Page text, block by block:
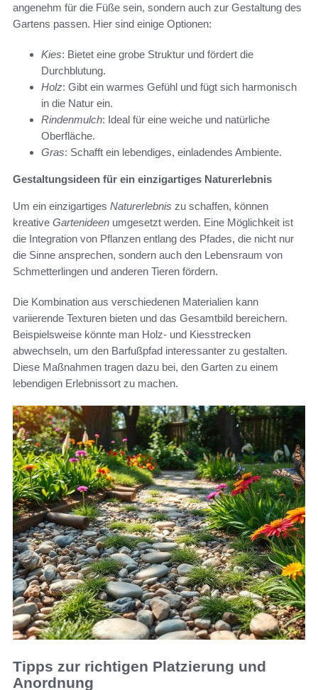
angenehm für die Füße sein, sondern auch zur Gestaltung des
Gartens passen. Hier sind einige Optionen:
Kies: Bietet eine grobe Struktur und fördert die
Durchblutung.
Holz: Gibt ein warmes Gefühl und fügt sich harmonisch
in die Natur ein.
Rindenmulch: Ideal für eine weiche und natürliche
Oberfläche.
Gras: Schafft ein lebendiges, einladendes Ambiente.
Gestaltungsideen für ein einzigartiges Naturerlebnis
Um ein einzigartiges Naturerlebnis zu schaffen, können
kreative Gartenideen umgesetzt werden. Eine Möglichkeit ist
die Integration von Pflanzen entlang des Pfades, die nicht nur
die Sinne ansprechen, sondern auch den Lebensraum von
Schmetterlingen und anderen Tieren fördern.
Die Kombination aus verschiedenen Materialien kann
variierende Texturen bieten und das Gesamtbild bereichern.
Beispielsweise könnte man Holz- und Kiesstrecken
abwechseln, um den Barfußpfad interessanter zu gestalten.
Diese Maßnahmen tragen dazu bei, den Garten zu einem
lebendigen Erlebnissort zu machen.
Tipps zur richtigen Platzierung und
Anordnung